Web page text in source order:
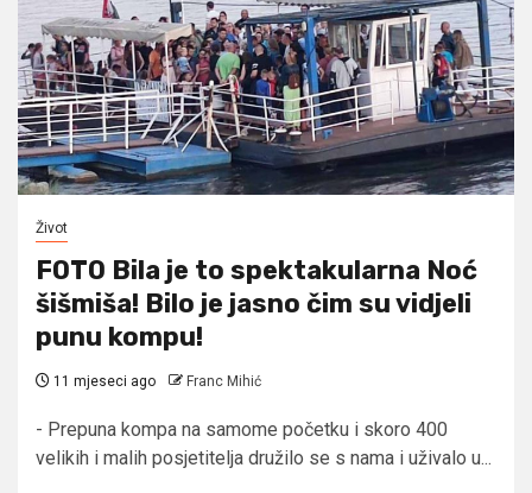
Život
FOTO Bila je to spektakularna Noć
šišmiša! Bilo je jasno čim su vidjeli
punu kompu!
11 mjeseci ago Franc Mihić
- Prepuna kompa na samome početku i skoro 400
velikih i malih posjetitelja družilo se s nama i uživalo u...